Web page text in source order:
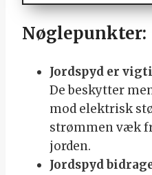
Nøglepunkter:
Jordspyd er
De beskytter
mod elektrisk
strømmen væk
jorden.
Jordspyd